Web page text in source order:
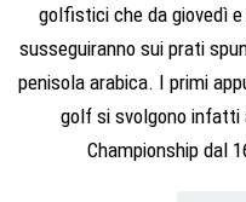
golfistici che da giovedì
susseguiranno sui prati
penisola arabica. I primi
golf si svolgono infatti
Championship dal